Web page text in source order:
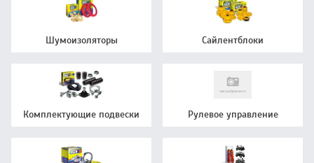
Шумоизоляторы Сайлентблоки
Комплектующие подвески Рулевое управление